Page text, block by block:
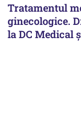
Tratamentul
ginecologice.
la DC Medical